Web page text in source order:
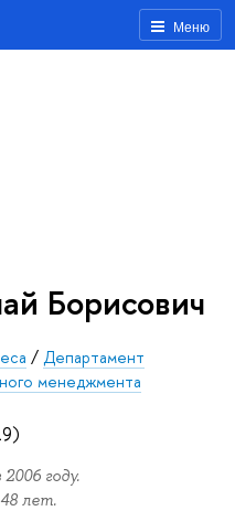
Меню
Борисович
/ Департамент
менеджмента
году.
лет.